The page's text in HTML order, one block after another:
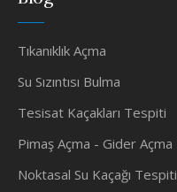
Tıkanıklık Açma
Su Sızıntısı Bulma
Tesisat Kaçakları Tespiti
Pimaş Açma - Gider Açma
Noktasal Su Kaçağı Tespiti